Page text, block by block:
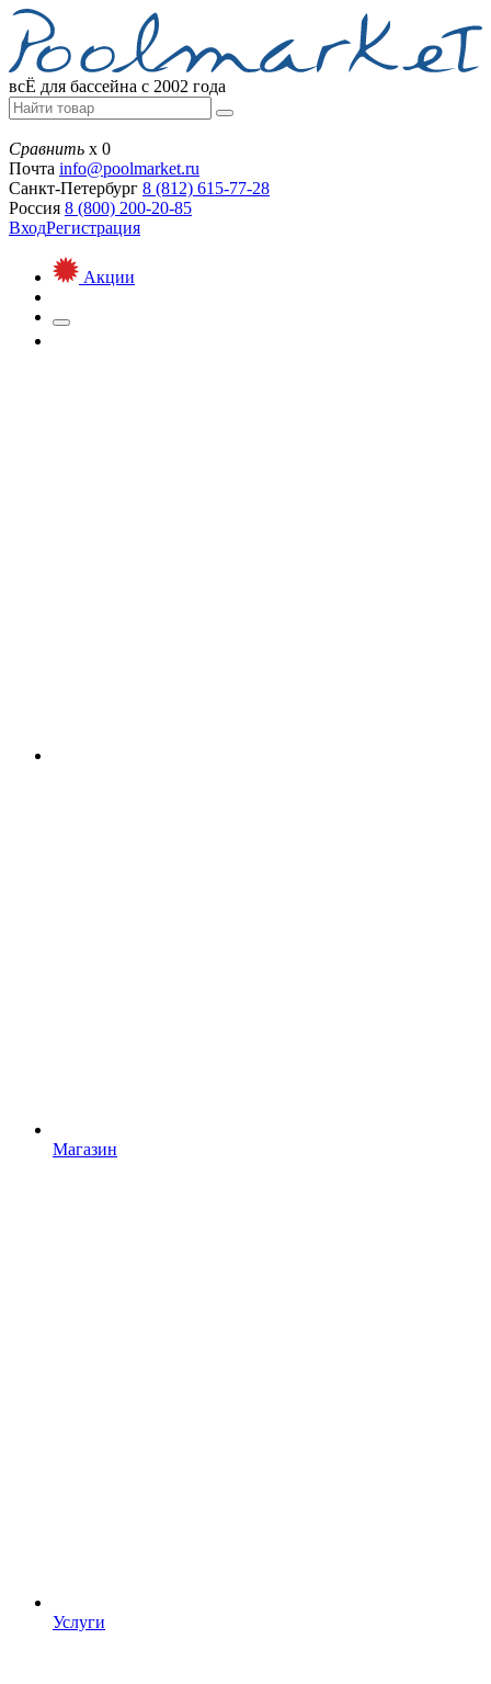
всЁ для бассейна с 2002 года
Сравнить х 0
Почта info@poolmarket.ru
Санкт-Петербург 8 (812) 615-77-28
Россия 8 (800) 200-20-85
ВходРегистрация
Акции
Магазин
Услуги